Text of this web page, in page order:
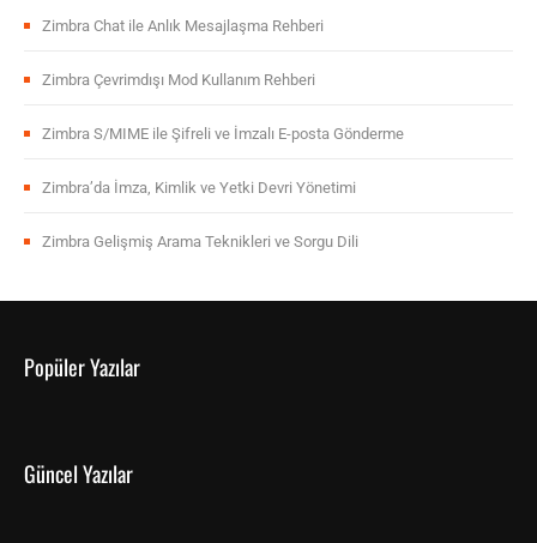
Zimbra Chat ile Anlık Mesajlaşma Rehberi
Zimbra Çevrimdışı Mod Kullanım Rehberi
Zimbra S/MIME ile Şifreli ve İmzalı E-posta Gönderme
Zimbra’da İmza, Kimlik ve Yetki Devri Yönetimi
Zimbra Gelişmiş Arama Teknikleri ve Sorgu Dili
Popüler Yazılar
Güncel Yazılar